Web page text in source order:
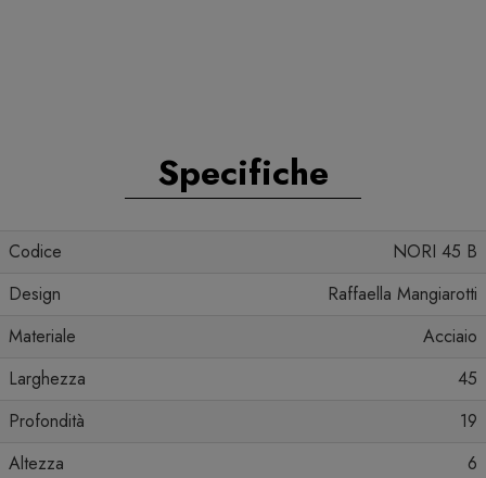
Specifiche
Codice
NORI 45 B
Design
Raffaella Mangiarotti
Materiale
Acciaio
Larghezza
45
Profondità
19
Altezza
6